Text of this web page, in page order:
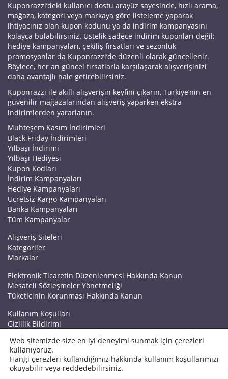
Kuponrazzi’deki kullanıcı dostu arayüz sayesinde, hızlı arama,
mağaza, kategori veya markaya göre listeleme yaparak
ihtiyacınız olan kupon kodunu ya da indirim kampanyasını
kolayca bulabilirsiniz. Üstelik sadece indirim kuponları değil;
hediye kampanyaları, çekiliş fırsatları ve sezonluk
promosyonlar da Kuponrazzi’de düzenli olarak güncellenir.
Böylece, her an güncel fırsatlarla karşılaşarak alışverişinizi
daha avantajlı hale getirebilirsiniz.
Kuponrazzi ile akıllı alışverişin keyfini çıkarın, Türkiye’nin en
güvenilir mağazalarından alışveriş yaparken ekstra
indirimlerden yararlanın.
Muhteşem Kasım İndirimleri
Black Friday İndirimleri
Yılbaşı İndirimi
Yılbaşı Hediyesi
Kupon Kodları
İndirim Kampanyaları
Hediye Kampanyaları
Ücretsiz Kargo Kampanyaları
Banka Kampanyaları
Tüm Kampanyalar
Alışveriş Siteleri
Kategoriler
Markalar
Elektronik Ticaretin Düzenlenmesi Hakkında Kanun
Mesafeli Sözleşmeler Yönetmeliği
Tüketicinin Korunması Hakkında Kanun
Kullanım Koşulları
Gizlilik Bildirimi
Kuponrazzi Blog
Mağaza Ekle
İletişim
Web sitemizde size en iyi deneyimi sunmak için çerezleri
kullanıyoruz.
Hangi çerezleri kullandığımız hakkında kullanım koşullarımızı
okuyabilir veya reddedebilirsiniz.